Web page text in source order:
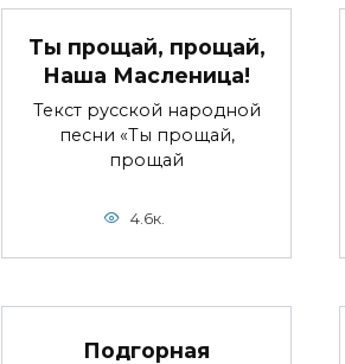
Ты прощай, прощай,
Наша Масленица!
Текст русской народной
песни «Ты прощай,
прощай
4.6к.
Подгорная